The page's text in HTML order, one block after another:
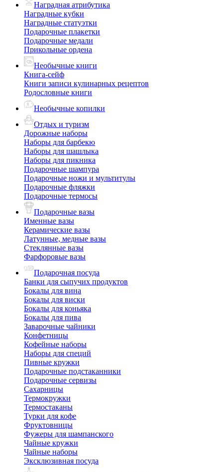
Наградная атрибутика
Наградные кубки
Наградные статуэтки
Подарочные плакетки
Подарочные медали
Прикольные ордена
Необычные книги
Книга-сейф
Книги записи кулинарных рецептов
Родословные книги
Необычные копилки
Отдых и туризм
Дорожные наборы
Наборы для барбекю
Наборы для шашлыка
Наборы для пикника
Подарочные шампура
Подарочные ножи и мультитулы
Подарочные фляжки
Подарочные термосы
Подарочные вазы
Именные вазы
Керамические вазы
Латунные, медные вазы
Стеклянные вазы
Фарфоровые вазы
Подарочная посуда
Банки для сыпучих продуктов
Бокалы для вина
Бокалы для виски
Бокалы для коньяка
Бокалы для пива
Заварочные чайники
Конфетницы
Кофейные наборы
Наборы для специй
Пивные кружки
Подарочные подстаканники
Подарочные сервизы
Сахарницы
Термокружки
Термостаканы
Турки для кофе
Фруктовницы
Фужеры для шампанского
Чайные кружки
Чайные наборы
Эксклюзивная посуда